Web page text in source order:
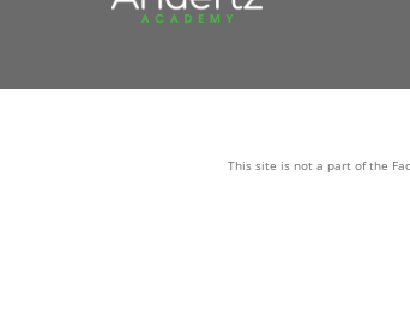
This site is not a part of the